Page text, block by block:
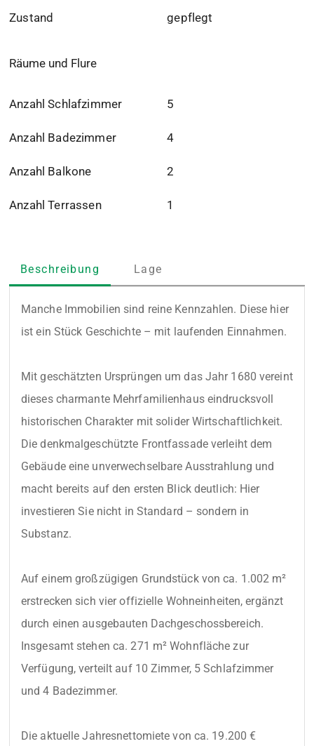
Zustand gepflegt
Räume und Flure
Anzahl Schlafzimmer 5
Anzahl Badezimmer 4
Anzahl Balkone 2
Anzahl Terrassen 1
Beschreibung Lage
Manche Immobilien sind reine Kennzahlen. Diese hier
ist ein Stück Geschichte – mit laufenden Einnahmen.
Mit geschätzten Ursprüngen um das Jahr 1680 vereint
dieses charmante Mehrfamilienhaus eindrucksvoll
historischen Charakter mit solider Wirtschaftlichkeit.
Die denkmalgeschützte Frontfassade verleiht dem
Gebäude eine unverwechselbare Ausstrahlung und
macht bereits auf den ersten Blick deutlich: Hier
investieren Sie nicht in Standard – sondern in
Substanz.
Auf einem großzügigen Grundstück von ca. 1.002 m²
erstrecken sich vier offizielle Wohneinheiten, ergänzt
durch einen ausgebauten Dachgeschossbereich.
Insgesamt stehen ca. 271 m² Wohnfläche zur
Verfügung, verteilt auf 10 Zimmer, 5 Schlafzimmer
und 4 Badezimmer.
Die aktuelle Jahresnettomiete von ca. 19.200 €